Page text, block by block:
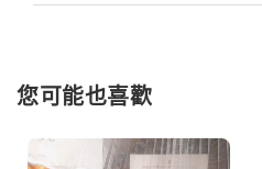
您可能也喜歡